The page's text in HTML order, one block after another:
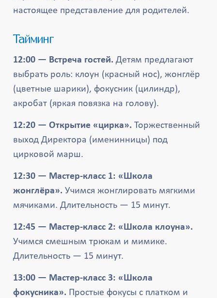
настоящее представление для родителей.
Тайминг
12:00 — Встреча гостей. Детям предлагают
выбрать роль: клоун (красный нос), жонглёр
(цветные шарики), фокусник (цилиндр),
акробат (яркая повязка на голову).
12:20 — Открытие «цирка». Торжественный
выход Директора (именинницы) под
цирковой марш.
12:30 — Мастер-класс 1: «Школа
жонглёра». Учимся жонглировать мягкими
мячиками. Длительность — 15 минут.
12:45 — Мастер-класс 2: «Школа клоуна».
Учимся смешным трюкам и мимике.
Длительность — 15 минут.
13:00 — Мастер-класс 3: «Школа
фокусника». Простые фокусы с платком и